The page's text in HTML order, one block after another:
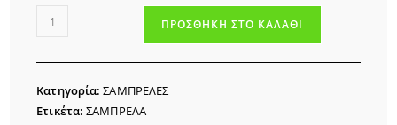
ΣΑΜΠΡΕΛΑ
10
ποσότητα
ΠΡΟΣΘΉΚΗ ΣΤΟ ΚΑΛΆΘΙ
Κατηγορία:ΣΑΜΠΡΕΛΕΣ
Ετικέτα:ΣΑΜΠΡΕΛΑ